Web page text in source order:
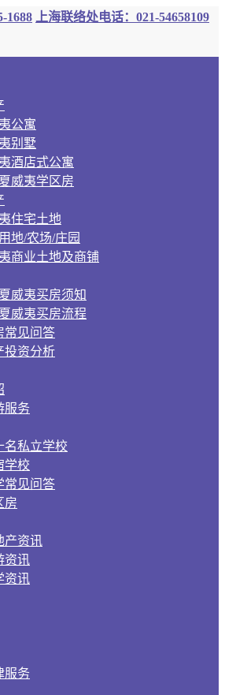
1688 上海联络处电话：021-54658109
公寓
别墅
酒店式公寓
威夷学区房
住宅土地
地/农场/庄园
商业土地及商铺
威夷买房须知
威夷买房流程
常见问答
投资分析
服务
名私立学校
学校
常见问答
房
产资讯
资讯
资讯
服务